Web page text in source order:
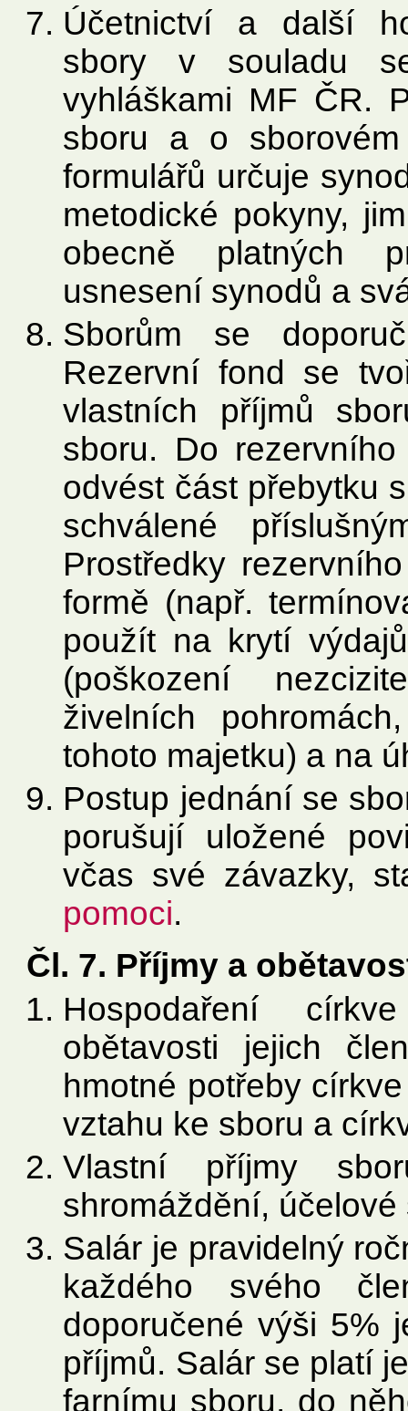
Účetnictví a další
sbory v souladu
vyhláškami MF ČR.
sboru a o
formulářů určuje
metodické pokyny,
obecně platných
usnesení synodů a
Sborům se
Rezervní fond se
vlastních příjmů
sboru. Do
odvést část přebytku
schválené
Prostředky
formě (např.
použít na krytí
(poškození
živelních
tohoto majetku) a na
Postup jednání se
porušují uložené
včas své závazky,
pomoci.
Čl. 7. Příjmy a
Hospodaření
obětavosti jejich
hmotné potřeby
vztahu ke sboru a
Vlastní příjmy
shromáždění, účelové
Salár je pravidelný
každého svého
doporučené výši 5%
příjmů. Salár se platí
farnímu sboru, do